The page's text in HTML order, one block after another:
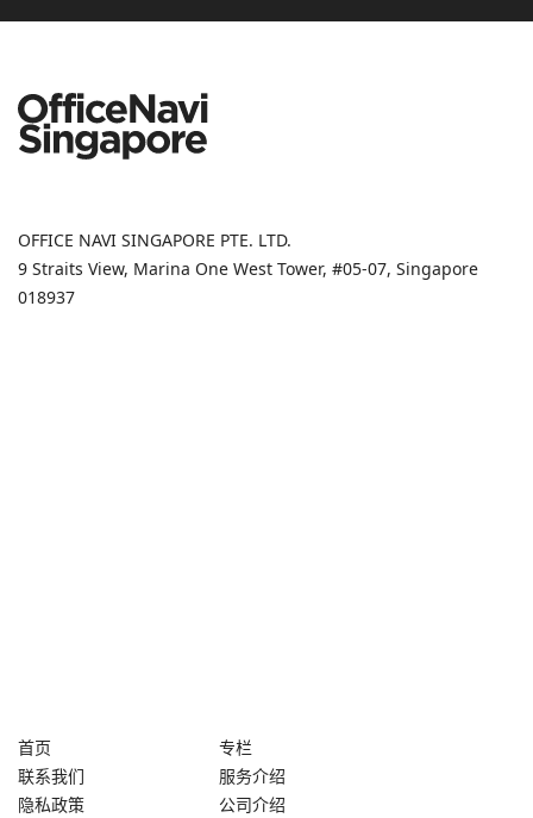
OFFICE NAVI SINGAPORE PTE. LTD.
9 Straits View, Marina One West Tower, #05-07, Singapore
018937
首页
专栏
联系我们
服务介绍
隐私政策
公司介绍